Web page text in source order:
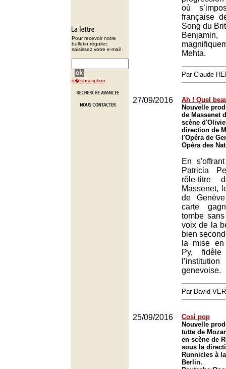
Pour recevoir notre
bulletin régulier,
saisissez votre e-mail :
d�sinscription
où
française
Song du
Mehta.
Par Claude
27/09/2016
Ah ! Quel
Nouvelle
de Massenet
scène
direction de
l'Opéra de
Opéra des
En
Patricia
rôle-titre
Massenet,
de
carte
tombe
voix de la
bien
la mise
Py,
genevoise.
Par David
25/09/2016
Così pop
Nouvelle
tutte de
en scène de
sous la
Runnicles à
Berlin.